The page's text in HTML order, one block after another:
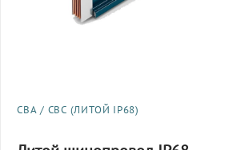
СВА / СВС (ЛИТОЙ IP68)